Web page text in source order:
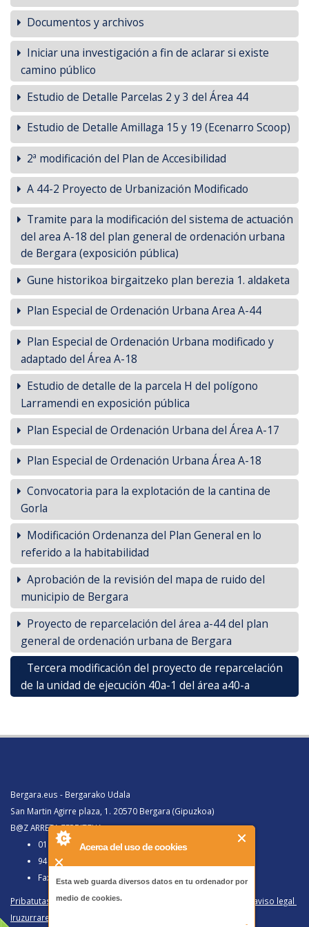
Acerca del uso de cookies
Esta web guarda diversos datos en tu ordenador por
medio de cookies.
-
Documentos y archivos
Iniciar una investigación a fin de aclarar si existe
camino público
Estudio de Detalle Parcelas 2 y 3 del Área 44
Estudio de Detalle Amillaga 15 y 19 (Ecenarro Scoop)
2ª modificación del Plan de Accesibilidad
A 44-2 Proyecto de Urbanización Modificado
Tramite para la modificación del sistema de actuación
del area A-18 del plan general de ordenación urbana
de Bergara (exposición pública)
Gune historikoa birgaitzeko plan berezia 1. aldaketa
Plan Especial de Ordenación Urbana Area A-44
Plan Especial de Ordenación Urbana modificado y
adaptado del Área A-18
Estudio de detalle de la parcela H del polígono
Larramendi en exposición pública
Plan Especial de Ordenación Urbana del Área A-17
Plan Especial de Ordenación Urbana Área A-18
Convocatoria para la explotación de la cantina de
Gorla
Modificación Ordenanza del Plan General en lo
referido a la habitabilidad
Aprobación de la revisión del mapa de ruido del
municipio de Bergara
Proyecto de reparcelación del área a-44 del plan
general de ordenación urbana de Bergara
Tercera modificación del proyecto de reparcelación
de la unidad de ejecución 40a-1 del área a40-a
Bergara.eus - Bergarako Udala
San Martin Agirre plaza, 1. 20570 Bergara (Gipuzkoa)
B@Z ARRETA ZERBITZUA:
010, Bergaratik deituz gero
943 77 91 00, Bergaraz kanpotik deituz gero
Faxa 943 77 91 63
Pribatutasun politika eta lege oharra
Política de privacidad y aviso legal
Iruzurraren Aurkako Politika